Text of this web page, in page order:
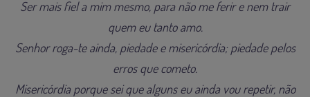
Ser mais fiel a mim mesmo, para não me ferir e nem trair
quem eu tanto amo.
Senhor roga-te ainda, piedade e misericórdia; piedade pelos
erros que cometo.
Misericórdia porque sei que alguns eu ainda vou repetir, não